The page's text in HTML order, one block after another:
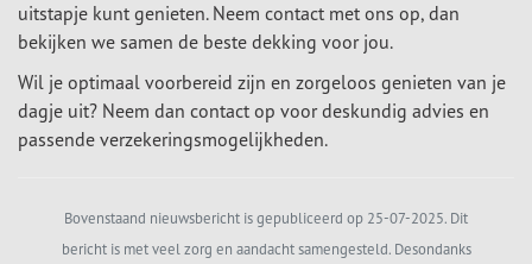
uitstapje kunt genieten. Neem contact met ons op, dan
bekijken we samen de beste dekking voor jou.
Wil je optimaal voorbereid zijn en zorgeloos genieten van je
dagje uit? Neem dan contact op voor deskundig advies en
passende verzekeringsmogelijkheden.
Bovenstaand nieuwsbericht is gepubliceerd op 25-07-2025. Dit
bericht is met veel zorg en aandacht samengesteld. Desondanks